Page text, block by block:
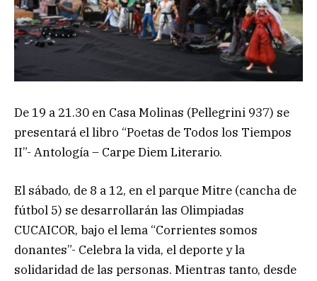
De 19 a 21.30 en Casa Molinas (Pellegrini 937) se
presentará el libro “Poetas de Todos los Tiempos
II”- Antología – Carpe Diem Literario.
El sábado, de 8 a 12, en el parque Mitre (cancha de
fútbol 5) se desarrollarán las Olimpiadas
CUCAICOR, bajo el lema “Corrientes somos
donantes”- Celebra la vida, el deporte y la
solidaridad de las personas. Mientras tanto, desde